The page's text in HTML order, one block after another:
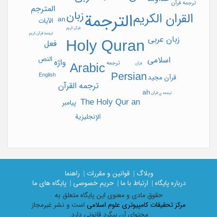
الترجمة
Holy Quran
Arabic
القران الکریم
زبان
Persian
ترجمه القرآن
The Holy Qur an
زبان عربی
المترجم
واژه اسلامی
فعل
الآيات
ah
an
قرآن مجید
النص
پیامبر
الإنجليزية
English
ترجمه قرآن
ترجمه
قرآن کریم
قرآن
ترجمة قرآن کریم
ترجمه ی قرآن
وبلاگ | قوانین و مقررات |
راهنما
درباره پایگاه |
ارتباط با ما | حریم خصوصی |
پایگاه های ما
حقوق مادی و معنوی اين پايگاه متعلق به
مرکز تحقیقات کامپیوتری علوم اسلامی است و نشر غیرمجاز
محتوای آن پیگرد قانونی دارد.